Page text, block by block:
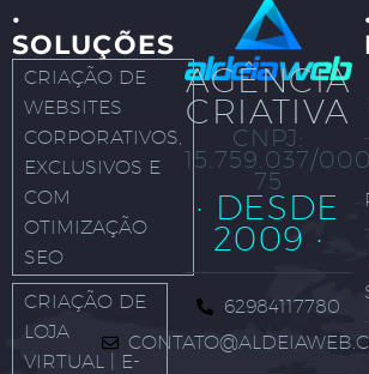
·
SOLUÇÕES
CRIAÇÃO DE
WEBSITES
CORPORATIVOS,
EXCLUSIVOS E
COM
OTIMIZAÇÃO
SEO
CRIAÇÃO DE
LOJA
VIRTUAL | E-
AGÊNCIA
CRIATIVA
CNPJ:
15.759.037/
75
· DESDE
2009 ·
62984117780